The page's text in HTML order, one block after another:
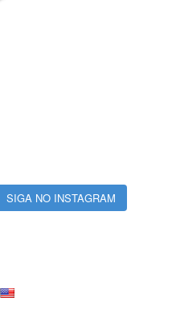
SIGA NO INSTAGRAM